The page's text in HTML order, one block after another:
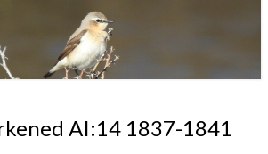
reijer.se
AI:14 1837-1841